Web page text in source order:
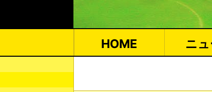
HOME ニ